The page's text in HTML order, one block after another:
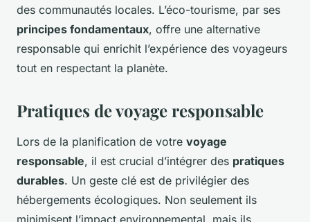
des communautés locales. L’éco-tourisme, par ses
principes fondamentaux, offre une alternative
responsable qui enrichit l’expérience des voyageurs
tout en respectant la planète.
Pratiques de voyage responsable
Lors de la planification de votre voyage
responsable, il est crucial d’intégrer des pratiques
durables. Un geste clé est de privilégier des
hébergements écologiques. Non seulement ils
minimisent l’impact environnemental, mais ils